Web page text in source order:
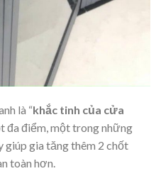
là “khắc tinh của cửa
đa điểm, một trong những
giúp gia tăng thêm 2 chốt
toàn hơn.